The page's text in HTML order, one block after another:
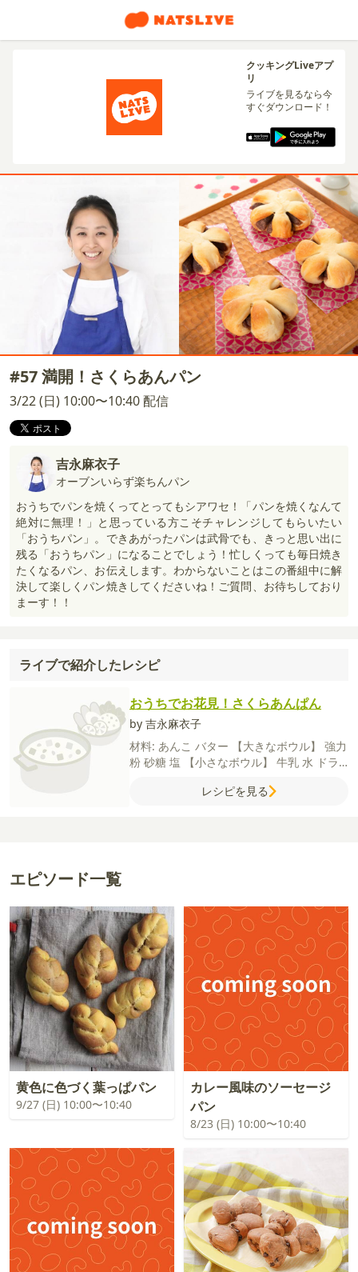
クッキングLiveアプ
リ
ライブを見るなら今
すぐダウンロード！
#57 満開！さくらあんパン
3/22 (日) 10:00〜10:40 配信
吉永麻衣子
オーブンいらず楽ちんパン
おうちでパンを焼くってとってもシアワセ！「パンを焼くなんて
絶対に無理！」と思っている方こそチャレンジしてもらいたい
「おうちパン」。できあがったパンは武骨でも、きっと思い出に
残る「おうちパン」になることでしょう！忙しくっても毎日焼き
たくなるパン、お伝えします。わからないことはこの番組中に解
決して楽しくパン焼きしてくださいね！ご質問、お待ちしており
まーす！！
ライブで紹介したレシピ
おうちでお花見！さくらあんぱん
by 吉永麻衣子
材料: あんこ バター 【大きなボウル】 強力
粉 砂糖 塩 【小さなボウル】 牛乳 水 ドラ
レシピを見る
エピソード一覧
黄色に色づく葉っぱパン
9/27 (日) 10:00〜10:40
カレー風味のソーセージ
パン
8/23 (日) 10:00〜10:40